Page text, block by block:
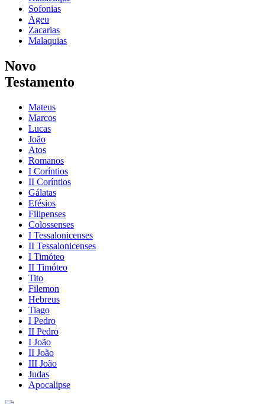
Sofonias
Ageu
Zacarias
Malaquias
Novo
Testamento
Mateus
Marcos
Lucas
João
Atos
Romanos
I Coríntios
II Coríntios
Gálatas
Efésios
Filipenses
Colossenses
I Tessalonicenses
II Tessalonicenses
I Timóteo
II Timóteo
Tito
Filemon
Hebreus
Tiago
I Pedro
II Pedro
I João
II João
III João
Judas
Apocalipse